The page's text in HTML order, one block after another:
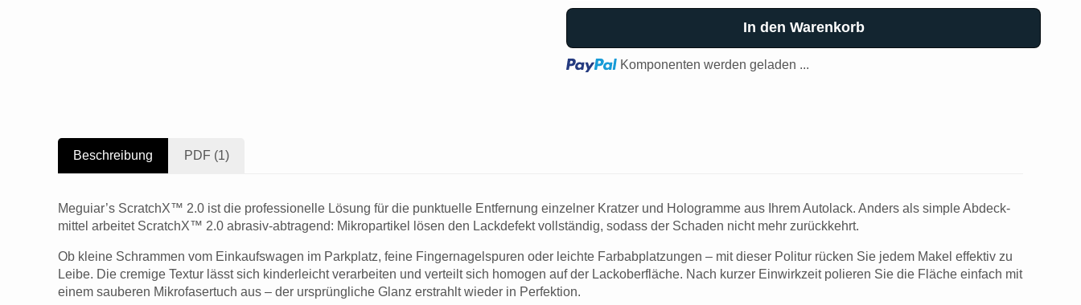
In den Warenkorb
Loading...Komponenten werden geladen ...
Beschreibung PDF (1)
Meguiar’s ScratchX™ 2.0 ist die professionelle Lösung für die punktuelle Entfernung einzelner Kratzer und Hologramme aus Ihrem Autolack. Anders als simple Abdeck­
mittel arbeitet ScratchX™ 2.0 abrasiv-abtragend: Mikropartikel lösen den Lackdefekt vollständig, sodass der Schaden nicht mehr zurückkehrt.
Ob kleine Schrammen vom Einkaufswagen im Parkplatz, feine Fingernagel­spuren oder leichte Farbabplatzungen – mit dieser Politur rücken Sie jedem Makel effektiv zu
Leibe. Die cremige Textur lässt sich kinderleicht verarbeiten und verteilt sich homogen auf der Lackoberfläche. Nach kurzer Einwirkzeit polieren Sie die Fläche einfach mit
einem sauberen Mikrofasertuch aus – der ursprüngliche Glanz erstrahlt wieder in Perfektion.